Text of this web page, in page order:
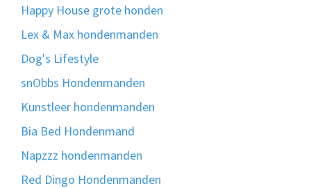
Happy House grote honden
Lex & Max hondenmanden
Dog's Lifestyle
snObbs Hondenmanden
Kunstleer hondenmanden
Bia Bed Hondenmand
Napzzz hondenmanden
Red Dingo Hondenmanden